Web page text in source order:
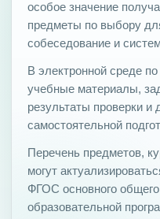
особое значение
предметы по выбору
собеседование и
В электронной среде
учебные материалы,
результаты проверки
самостоятельной
Перечень предметов,
могут
ФГОС основного
образовательной